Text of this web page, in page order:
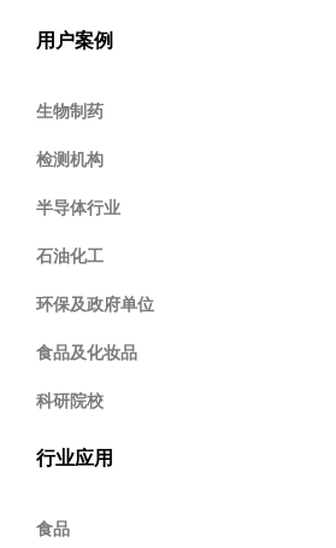
用户案例
生物制药
检测机构
半导体行业
石油化工
环保及政府单位
食品及化妆品
科研院校
行业应用
食品